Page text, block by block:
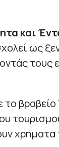
και
ως
τους
βραβείο